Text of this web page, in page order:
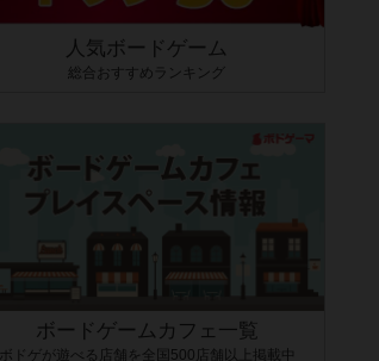
人気ボードゲーム
総合おすすめランキング
ボードゲームカフェ一覧
ボドゲが遊べる店舗を全国500店舗以上掲載中